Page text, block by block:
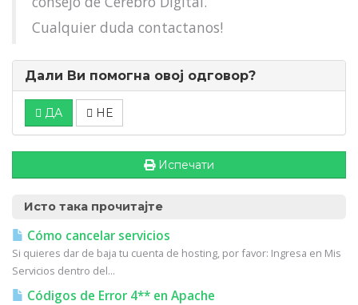
Cualquier duda contactanos!
Дали Ви помогна овој одговор?
ДА НЕ
Испечати
Исто така прочитајте
Cómo cancelar servicios
Si quieres dar de baja tu cuenta de hosting, por favor: Ingresa en Mis
Servicios dentro del...
Códigos de Error 4** en Apache